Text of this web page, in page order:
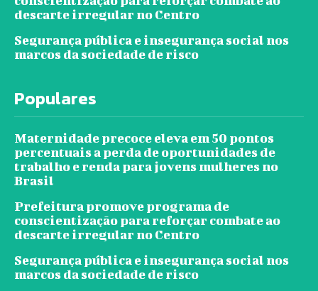
descarte irregular no Centro
Segurança pública e insegurança social nos
marcos da sociedade de risco
Populares
Maternidade precoce eleva em 50 pontos
percentuais a perda de oportunidades de
trabalho e renda para jovens mulheres no
Brasil
Prefeitura promove programa de
conscientização para reforçar combate ao
descarte irregular no Centro
Segurança pública e insegurança social nos
marcos da sociedade de risco